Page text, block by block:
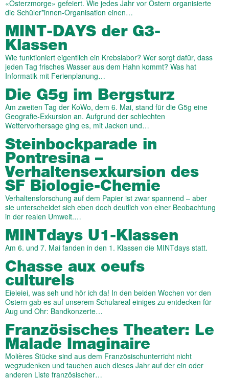
«Osterzmorge» gefeiert. Wie jedes Jahr vor Ostern organisierte
die Schüler*innen-Organisation einen…
MINT-DAYS der G3-
Klassen
Wie funktioniert eigentlich ein Krebslabor? Wer sorgt dafür, dass
jeden Tag frisches Wasser aus dem Hahn kommt? Was hat
Informatik mit Ferienplanung…
Die G5g im Bergsturz
Am zweiten Tag der KoWo, dem 6. Mai, stand für die G5g eine
Geografie-Exkursion an. Aufgrund der schlechten
Wettervorhersage ging es, mit Jacken und…
Steinbockparade in
Pontresina –
Verhaltensexkursion des
SF Biologie-Chemie
Verhaltensforschung auf dem Papier ist zwar spannend – aber
sie unterscheidet sich eben doch deutlich von einer Beobachtung
in der realen Umwelt.…
MINTdays U1-Klassen
Am 6. und 7. Mai fanden in den 1. Klassen die MINTdays statt.
Chasse aux oeufs
culturels
Eieieiei, was seh und hör ich da! In den beiden Wochen vor den
Ostern gab es auf unserem Schulareal einiges zu entdecken für
Aug und Ohr: Bandkonzerte…
Französisches Theater: Le
Malade Imaginaire
Molières Stücke sind aus dem Französischunterricht nicht
wegzudenken und tauchen auch dieses Jahr auf der ein oder
anderen Liste französischer…